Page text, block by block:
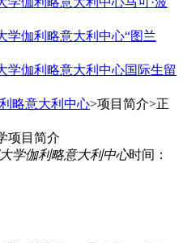
略意大利中心>项目简介>正
项目简介
学伽利略意大利中心时间：